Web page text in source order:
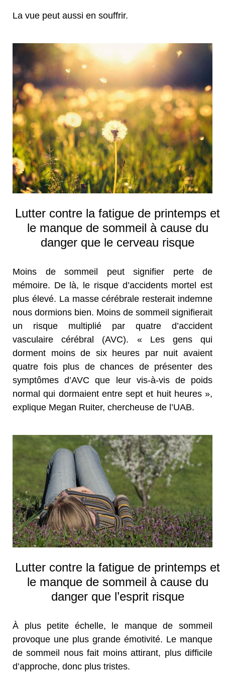
La vue peut aussi en souffrir.
Lutter contre la fatigue de printemps et
le manque de sommeil à cause du
danger que le cerveau risque
Moins de sommeil peut signifier perte de
mémoire. De là, le risque d’accidents mortel est
plus élevé. La masse cérébrale resterait indemne
nous dormions bien. Moins de sommeil signifierait
un risque multiplié par quatre d’accident
vasculaire cérébral (AVC). « Les gens qui
dorment moins de six heures par nuit avaient
quatre fois plus de chances de présenter des
symptômes d’AVC que leur vis-à-vis de poids
normal qui dormaient entre sept et huit heures »,
explique Megan Ruiter, chercheuse de l’UAB.
Lutter contre la fatigue de printemps et
le manque de sommeil à cause du
danger que l’esprit risque
À plus petite échelle, le manque de sommeil
provoque une plus grande émotivité. Le manque
de sommeil nous fait moins attirant, plus difficile
d’approche, donc plus tristes.